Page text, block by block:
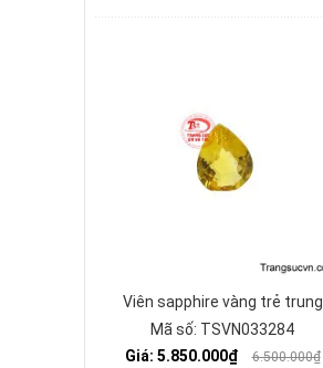
Viên sapphire vàng trẻ trung
Mã số: TSVN033284
Giá: 5.850.000₫
6.500.000₫